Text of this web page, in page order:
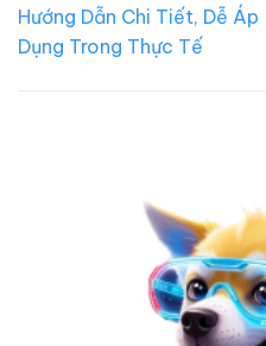
Hướng Dẫn Chi Tiết, Dễ Áp
Dụng Trong Thực Tế